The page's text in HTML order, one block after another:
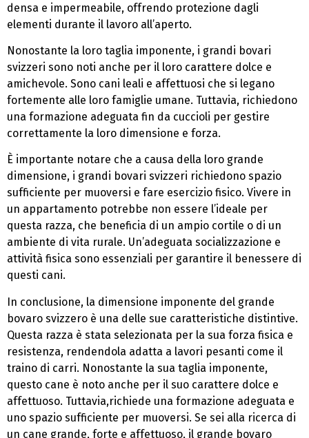
densa e impermeabile, offrendo protezione dagli
elementi durante il lavoro all’aperto.
Nonostante la loro taglia imponente, i grandi bovari
svizzeri sono noti anche per il loro carattere dolce e
amichevole. Sono cani leali e affettuosi che si legano
fortemente alle loro famiglie umane. Tuttavia, richiedono
una formazione adeguata fin da cuccioli per gestire
correttamente la loro dimensione e forza.
È importante notare che a causa della loro grande
dimensione, i grandi bovari svizzeri richiedono spazio
sufficiente per muoversi e fare esercizio fisico. Vivere in
un appartamento potrebbe non essere l’ideale per
questa razza, che beneficia di un ampio cortile o di un
ambiente di vita rurale. Un’adeguata socializzazione e
attività fisica sono essenziali per garantire il benessere di
questi cani.
In conclusione, la dimensione imponente del grande
bovaro svizzero è una delle sue caratteristiche distintive.
Questa razza è stata selezionata per la sua forza fisica e
resistenza, rendendola adatta a lavori pesanti come il
traino di carri. Nonostante la sua taglia imponente,
questo cane è noto anche per il suo carattere dolce e
affettuoso. Tuttavia,richiede una formazione adeguata e
uno spazio sufficiente per muoversi. Se sei alla ricerca di
un cane grande, forte e affettuoso, il grande bovaro